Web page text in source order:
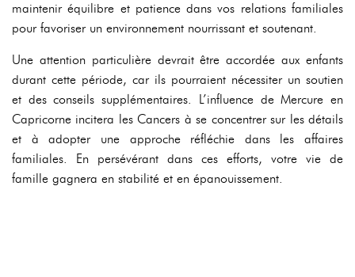
maintenir équilibre et patience dans vos relations familiales
pour favoriser un environnement nourrissant et soutenant.
Une attention particulière devrait être accordée aux enfants
durant cette période, car ils pourraient nécessiter un soutien
et des conseils supplémentaires. L’influence de Mercure en
Capricorne incitera les Cancers à se concentrer sur les détails
et à adopter une approche réfléchie dans les affaires
familiales. En persévérant dans ces efforts, votre vie de
famille gagnera en stabilité et en épanouissement.